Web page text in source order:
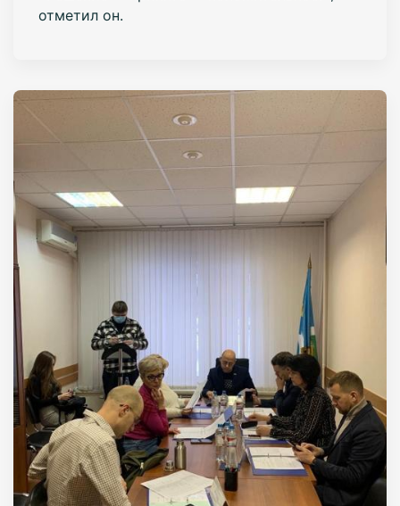
отметил он.